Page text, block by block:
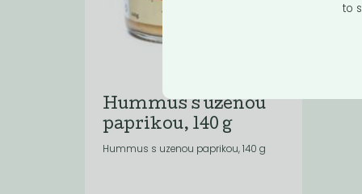
Hummus s uzenou
paprikou, 140 g
Hummus s uzenou paprikou, 140 g
to